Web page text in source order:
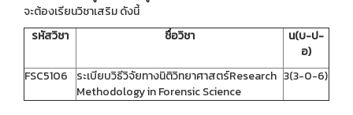
จะต้องเรียนวิชาเสริม ดังนี้
รหัสวิชา
ชื่อวิชา
น(บ-ป-
อ)
FSC5106
ระเบียบวิธีวิจัยทางนิติวิทยาศาสตร์Research
Methodology in Forensic Science
3(3-0-6)